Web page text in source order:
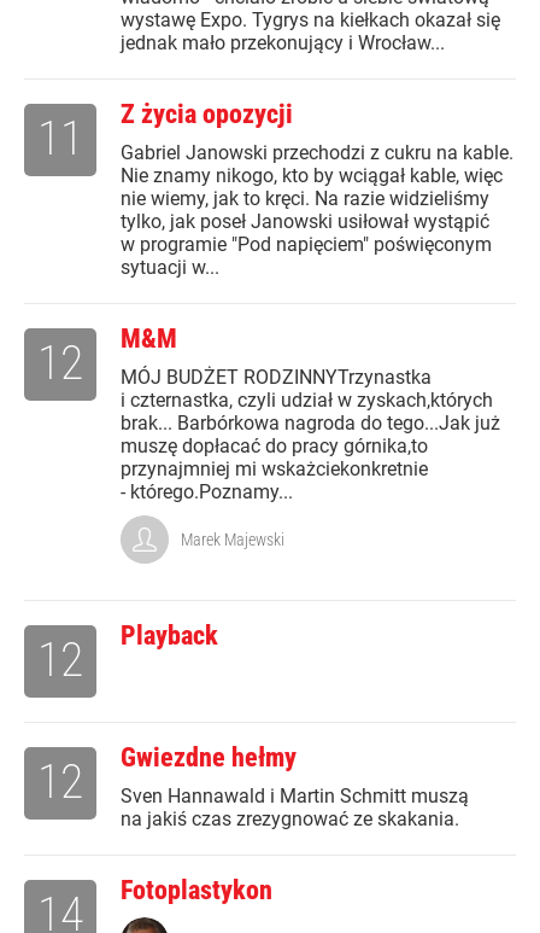
wystawę Expo. Tygrys na kiełkach okazał się
jednak mało przekonujący i Wrocław...
Z życia opozycji
Gabriel Janowski przechodzi z cukru na kable.
Nie znamy nikogo, kto by wciągał kable, więc
nie wiemy, jak to kręci. Na razie widzieliśmy
tylko, jak poseł Janowski usiłował wystąpić
w programie "Pod napięciem" poświęconym
sytuacji w...
11
M&M
MÓJ BUDŻET RODZINNYTrzynastka
i czternastka, czyli udział w zyskach,których
brak... Barbórkowa nagroda do tego...Jak już
muszę dopłacać do pracy górnika,to
przynajmniej mi wskażciekonkretnie
- którego.Poznamy...
12
Marek Majewski
Playback
12
Gwiezdne hełmy
Sven Hannawald i Martin Schmitt muszą
na jakiś czas zrezygnować ze skakania.
12
Fotoplastykon
14